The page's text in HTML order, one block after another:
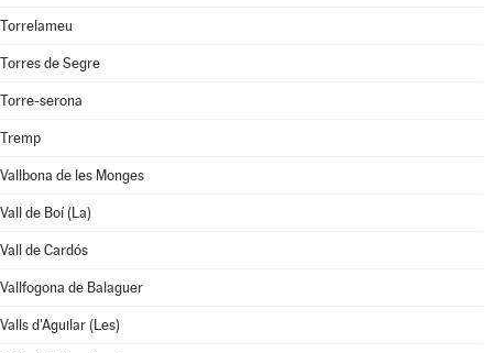
Torrelameu
Torres de Segre
Torre-serona
Tremp
Vallbona de les Monges
Vall de Boí (La)
Vall de Cardós
Vallfogona de Balaguer
Valls d'Aguilar (Les)